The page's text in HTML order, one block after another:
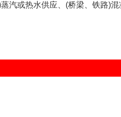
汽或热水供应、(桥梁、铁路)